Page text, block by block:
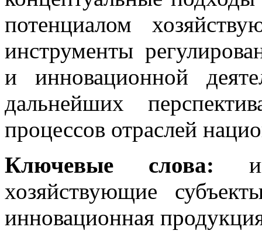
потенциалом
инструменты
и инновационной
дальнейших
процессов отраслей
Ключевые слова:
хозяйствующие
инновационная